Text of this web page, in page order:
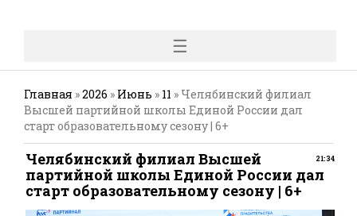
☰
Главная »2026 » Июнь » 11 » Челябинский филиал
Высшей партийной школы Единой России дал
старт образовательному сезону | 6+
21:34
Челябинский филиал Высшей
партийной школы Единой России дал
старт образовательному сезону | 6+